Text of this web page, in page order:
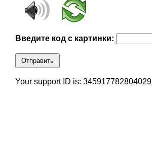
Введите код с картинки:
Отправить
Your support ID is: